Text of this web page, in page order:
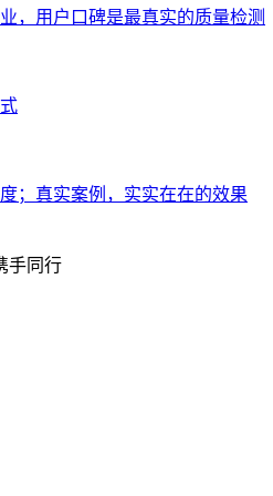
，用户口碑是最真实的质量检测
；真实案例，实实在在的效果
手同行